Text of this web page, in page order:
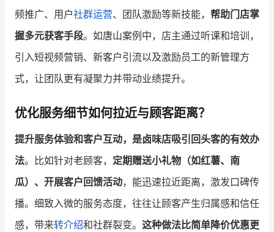
频推广、用户社群运营、团队激励等新技能， 帮助门店掌
握多元获客手段。如唐山案例中，店主通过听课和培训，
引入短视频营销、新客户引流以及激励员工的新管理方
式，让团队更有凝聚力并带动业绩提升。
优化服务细节如何拉近与顾客距离？
提升服务体验和客户互动，是卤味店吸引回头客的有效办
法。比如针对老顾客， 定期赠送小礼物（如红薯、南
瓜）、开展客户回馈活动，能迅速拉近距离，激发口碑传
播。细致入微的服务态度，往往让顾客产生归属感和信任
感，带来转介绍和社群裂变。 这种做法比简单降价优惠更